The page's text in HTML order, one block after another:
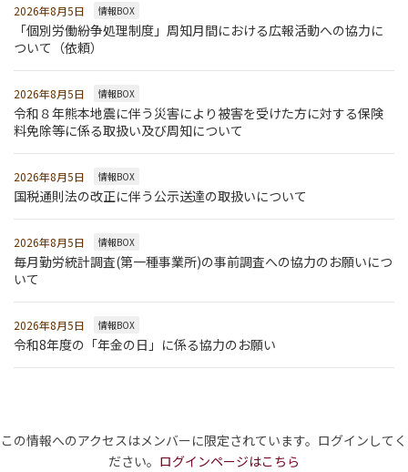
2026年8月5日 情報BOX
「個別労働紛争処理制度」周知月間における広報活動への協力に
ついて（依頼）
2026年8月5日 情報BOX
令和８年熊本地震に伴う災害により被害を受けた方に対する保険
料免除等に係る取扱い及び周知について
2026年8月5日 情報BOX
国税通則法の改正に伴う公示送達の取扱いについて
2026年8月5日 情報BOX
毎月勤労統計調査(第一種事業所)の事前調査への協力のお願いにつ
いて
2026年8月5日 情報BOX
令和8年度の「年金の日」に係る協力のお願い
この情報へのアクセスはメンバーに限定されています。ログインしてく
ださい。 ログインページはこちら